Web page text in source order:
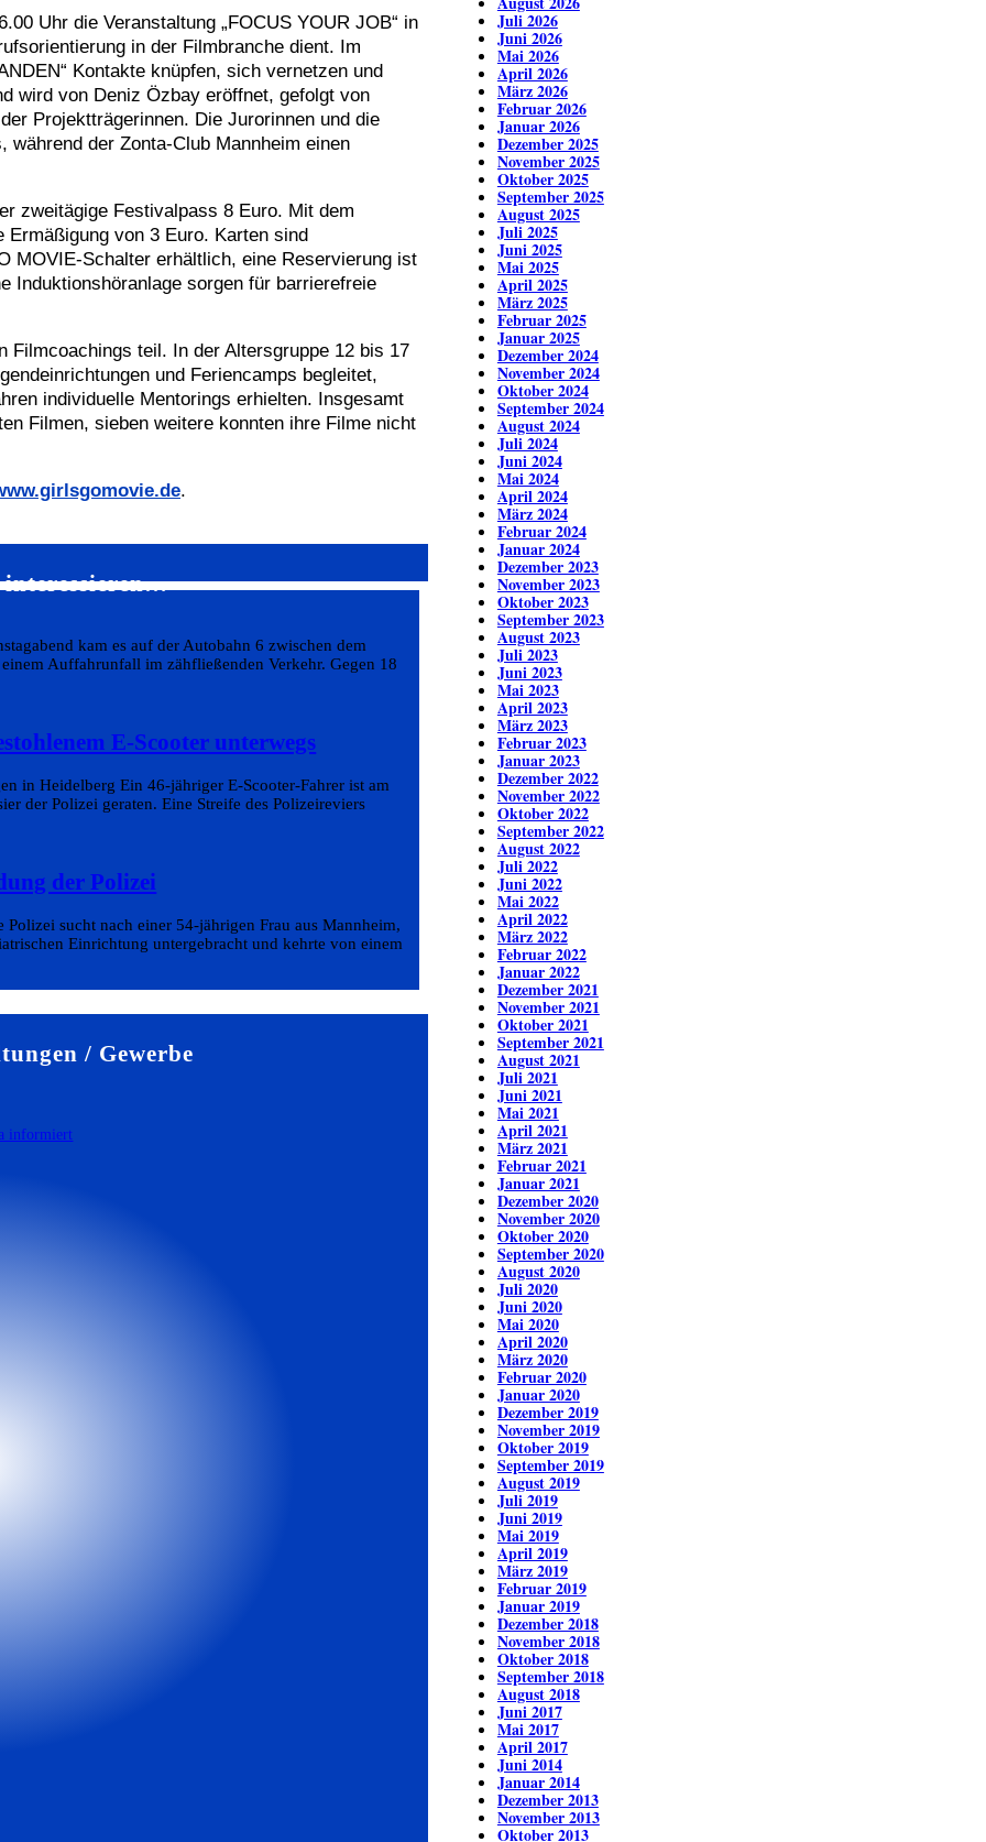
Uhr die Veranstaltung „FOCUS YOUR JOB“ in
in der Filmbranche dient. Im
Kontakte knüpfen, sich vernetzen und
wird von Deniz Özbay eröffnet, gefolgt von
Projektträgerinnen. Die Jurorinnen und die
der Zonta-Club Mannheim einen
zweitägige Festivalpass 8 Euro. Mit dem
von 3 Euro. Karten sind
MOVIE-Schalter erhältlich, eine Reservierung ist
Induktionshöranlage sorgen für barrierefreie
Filmcoachings teil. In der Altersgruppe 12 bis 17
und Feriencamps begleitet,
individuelle Mentorings erhielten. Insgesamt
Filmen, sieben weitere konnten ihre Filme nicht
.
interessieren…
kam es auf der Autobahn 6 zwischen dem
Auffahrunfall im zähfließenden Verkehr. Gegen 18
E-Scooter unterwegs
in Heidelberg Ein 46-jähriger E-Scooter-Fahrer ist am
der Polizei geraten. Eine Streife des Polizeireviers
der Polizei
sucht nach einer 54-jährigen Frau aus Mannheim,
Einrichtung untergebracht und kehrte von einem
/ Gewerbe
Juli 2026
Juni 2026
Mai 2026
April 2026
März 2026
Februar 2026
Januar 2026
Dezember 2025
November 2025
Oktober 2025
September 2025
August 2025
Juli 2025
Juni 2025
Mai 2025
April 2025
März 2025
Februar 2025
Januar 2025
Dezember 2024
November 2024
Oktober 2024
September 2024
August 2024
Juli 2024
Juni 2024
Mai 2024
April 2024
März 2024
Februar 2024
Januar 2024
Dezember 2023
November 2023
Oktober 2023
September 2023
August 2023
Juli 2023
Juni 2023
Mai 2023
April 2023
März 2023
Februar 2023
Januar 2023
Dezember 2022
November 2022
Oktober 2022
September 2022
August 2022
Juli 2022
Juni 2022
Mai 2022
April 2022
März 2022
Februar 2022
Januar 2022
Dezember 2021
November 2021
Oktober 2021
September 2021
August 2021
Juli 2021
Juni 2021
Mai 2021
April 2021
März 2021
Februar 2021
Januar 2021
Dezember 2020
November 2020
Oktober 2020
September 2020
August 2020
Juli 2020
Juni 2020
Mai 2020
April 2020
März 2020
Februar 2020
Januar 2020
Dezember 2019
November 2019
Oktober 2019
September 2019
August 2019
Juli 2019
Juni 2019
Mai 2019
April 2019
März 2019
Februar 2019
Januar 2019
Dezember 2018
November 2018
Oktober 2018
September 2018
August 2018
Juni 2017
Mai 2017
April 2017
Juni 2014
Januar 2014
Dezember 2013
November 2013
Oktober 2013